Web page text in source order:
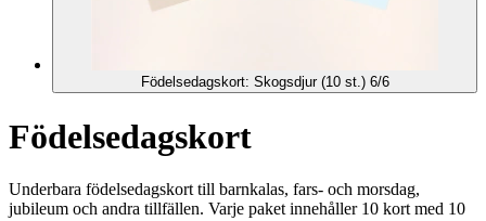
Födelsedagskort: Skogsdjur (10 st.) 6/6
Födelsedagskort
Underbara födelsedagskort till barnkalas, fars- och morsdag,
jubileum och andra tillfällen. Varje paket innehåller 10 kort med 10